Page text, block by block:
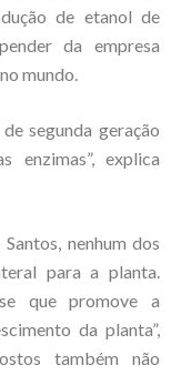
de etanol de
da empresa
mundo.
segunda geração
enzimas”, explica
Santos, nenhum dos
para a planta.
que promove a
da planta”,
também não